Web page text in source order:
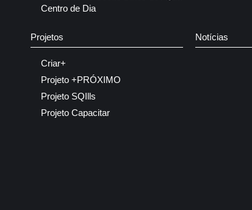
Centro de Dia
Projetos
Criar+
Projeto +PRÓXIMO
Projeto SQIlls
Projeto Capacitar
Notícias